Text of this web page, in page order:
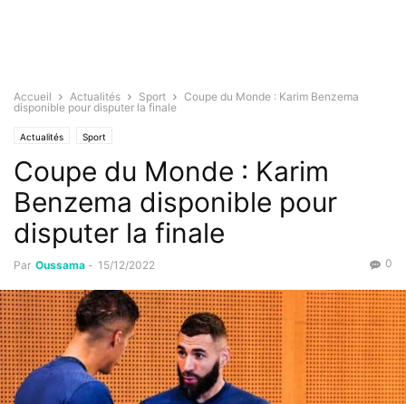
Accueil Actualités Sport
Coupe du Monde : Karim Benzema
disponible pour disputer la finale
Actualités Sport
Coupe du Monde : Karim
Benzema disponible pour
disputer la finale
Par Oussama - 15/12/2022 0